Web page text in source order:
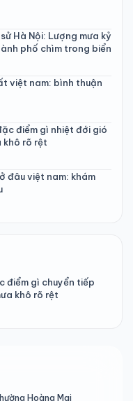
Hà Nội: Lượng mưa kỷ
phố chìm trong biển
việt nam: bình thuận
điểm gì nhiệt đới gió
khô rõ rệt
đâu việt nam: khám
điểm gì chuyển tiếp
khô rõ rệt
Hoàng Mai